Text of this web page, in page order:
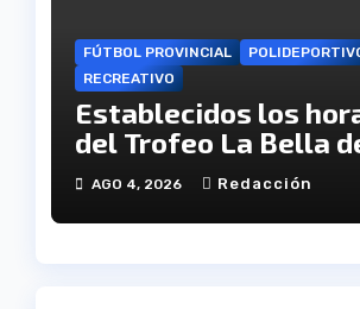
FÚTBOL PROVINCIAL
RECREATIVO
Establecidos los
del Trofeo La Bella
viernes
AGO 4, 2026 Redacción